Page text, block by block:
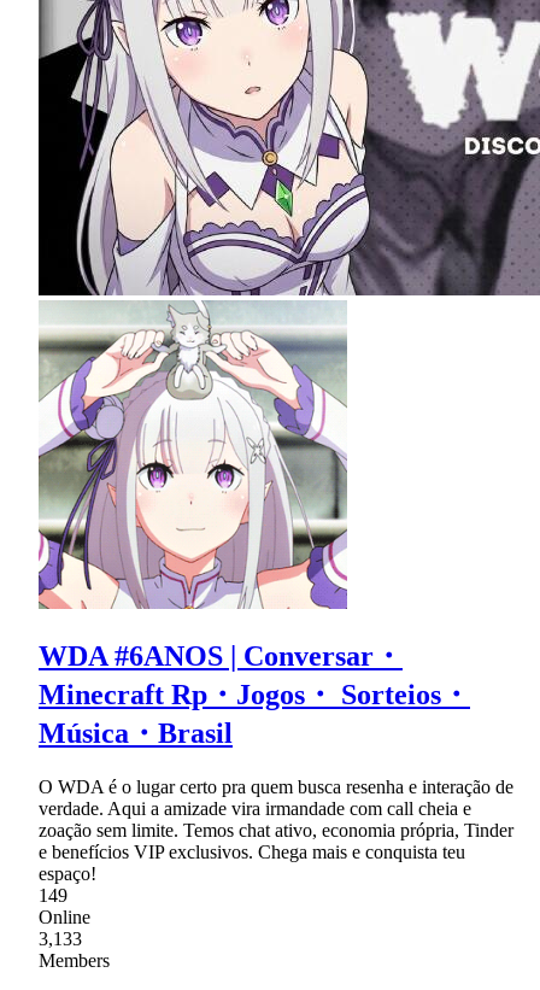
WDA #6ANOS | Conversar・
Minecraft Rp・Jogos・ Sorteios・
Música・Brasil
O WDA é o lugar certo pra quem busca resenha e interação de
verdade. Aqui a amizade vira irmandade com call cheia e
zoação sem limite. Temos chat ativo, economia própria, Tinder
e benefícios VIP exclusivos. Chega mais e conquista teu
espaço!
149
Online
3,133
Members